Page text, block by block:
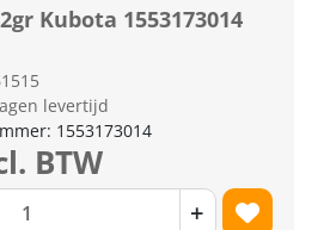
Kubota 1553173014
levertijd
1553173014
BTW
+